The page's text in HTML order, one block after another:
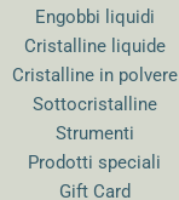
Engobbi liquidi
Cristalline liquide
Cristalline in polvere
Sottocristalline
Strumenti
Prodotti speciali
Gift Card